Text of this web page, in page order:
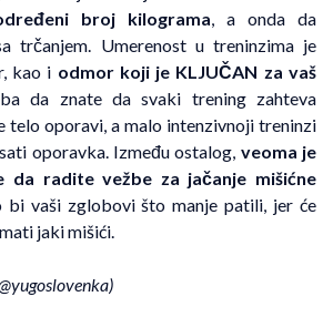
broj kilograma , a onda da
trčanjem. Umerenost u treninzima je
kao i odmor koji je KLJUČAN za vaš
da znate da svaki trening zahteva
telo oporavi, a malo intenzivnoji treninzi
oporavka. Između ostalog, veoma je
da radite vežbe za jačanje mišićne
bi vaši zglobovi što manje patili, jer će
jaki mišići.
)